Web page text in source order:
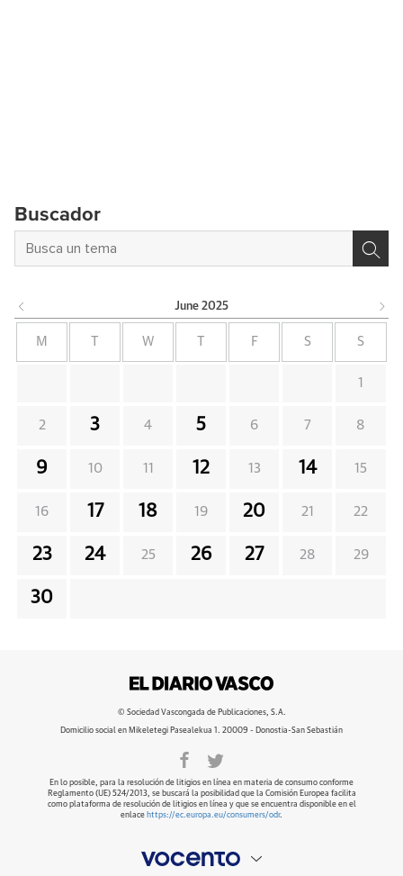
Buscador
June 2025
M W F S S
1
2 3 4 5 6 7 8
9 10 11 12 13 14 15
16 17 18 19 20 21 22
23 24 25 26 27 28 29
30
© Sociedad Vascongada de Publicaciones, S.A.
Domicilio social en Mikeletegi Pasealekua 1. 20009 - Donostia-San Sebastián
En lo posible, para la resolución de litigios en línea en materia de consumo conforme
Reglamento (UE) 524/2013, se buscará la posibilidad que la Comisión Europea facilita
como plataforma de resolución de litigios en línea y que se encuentra disponible en el
enlace https://ec.europa.eu/consumers/odr.